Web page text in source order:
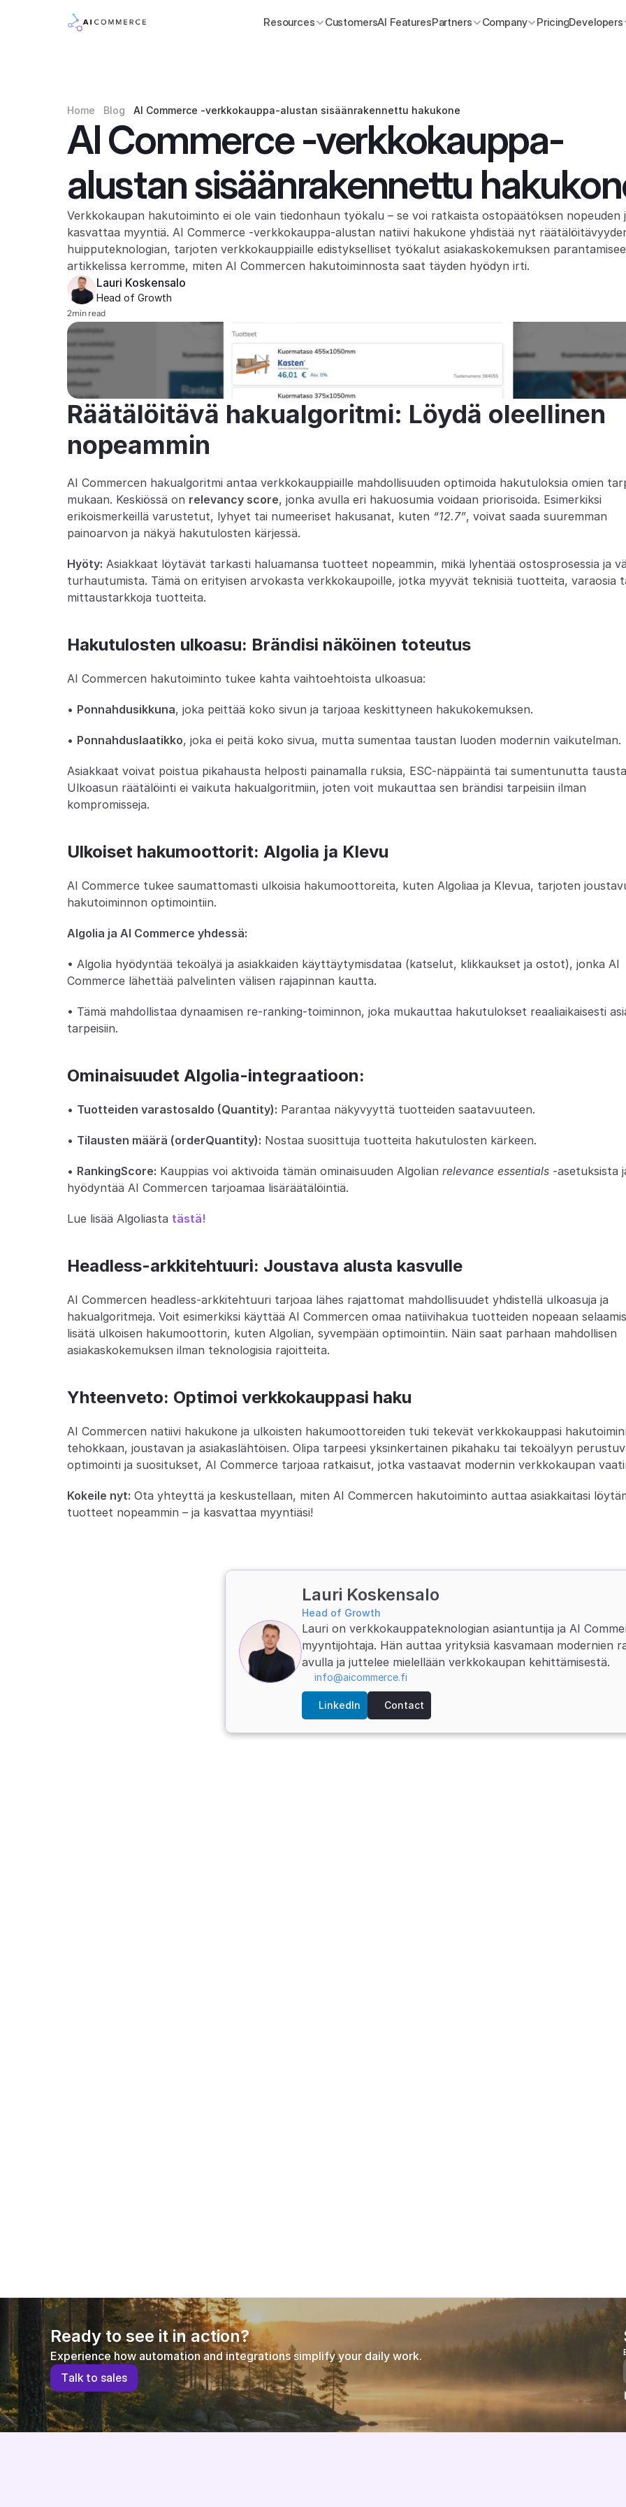
Resources CustomersAI FeaturesPartners Company PricingDevelopers
Home Blog AI Commerce -verkkokauppa-alustan sisäänrakennettu hakukone
AI Commerce -verkkokauppa-
alustan sisäänrakennettu
Verkkokaupan hakutoiminto ei ole vain tiedonhaun työkalu – se voi ratkaista ostopäätöksen nopeuden
kasvattaa myyntiä. AI Commerce -verkkokauppa-alustan natiivi hakukone yhdistää nyt
huipputeknologian, tarjoten verkkokauppiaille edistykselliset työkalut asiakaskokemuksen
artikkelissa kerromme, miten AI Commercen hakutoiminnosta saat täyden hyödyn irti.
Lauri Koskensalo
Head of Growth
2min read
Räätälöitävä hakualgoritmi: Löydä oleellinen
nopeammin
AI Commercen hakualgoritmi antaa verkkokauppiaille mahdollisuuden optimoida hakutuloksia omien
mukaan. Keskiössä on relevancy score, jonka avulla eri hakuosumia voidaan priorisoida. Esimerkiksi
erikoismerkeillä varustetut, lyhyet tai numeeriset hakusanat, kuten “12.7”, voivat saada suuremman
painoarvon ja näkyä hakutulosten kärjessä.
Hyöty: Asiakkaat löytävät tarkasti haluamansa tuotteet nopeammin, mikä lyhentää ostosprosessia ja
turhautumista. Tämä on erityisen arvokasta verkkokaupoille, jotka myyvät teknisiä tuotteita, varaosia
mittaustarkkoja tuotteita.
Hakutulosten ulkoasu: Brändisi näköinen toteutus
AI Commercen hakutoiminto tukee kahta vaihtoehtoista ulkoasua:
• Ponnahdusikkuna, joka peittää koko sivun ja tarjoaa keskittyneen hakukokemuksen.
• Ponnahduslaatikko, joka ei peitä koko sivua, mutta sumentaa taustan luoden modernin vaikutelman.
Asiakkaat voivat poistua pikahausta helposti painamalla ruksia, ESC-näppäintä tai sumentunutta
Ulkoasun räätälöinti ei vaikuta hakualgoritmiin, joten voit mukauttaa sen brändisi tarpeisiin ilman
kompromisseja.
Ulkoiset hakumoottorit: Algolia ja Klevu
AI Commerce tukee saumattomasti ulkoisia hakumoottoreita, kuten Algoliaa ja Klevua, tarjoten
hakutoiminnon optimointiin.
Algolia ja AI Commerce yhdessä:
• Algolia hyödyntää tekoälyä ja asiakkaiden käyttäytymisdataa (katselut, klikkaukset ja ostot), jonka AI
Commerce lähettää palvelinten välisen rajapinnan kautta.
• Tämä mahdollistaa dynaamisen re-ranking-toiminnon, joka mukauttaa hakutulokset reaaliaikaisesti
tarpeisiin.
Ominaisuudet Algolia-integraatioon:
• Tuotteiden varastosaldo (Quantity): Parantaa näkyvyyttä tuotteiden saatavuuteen.
• Tilausten määrä (orderQuantity): Nostaa suosittuja tuotteita hakutulosten kärkeen.
• RankingScore: Kauppias voi aktivoida tämän ominaisuuden Algolian relevance essentials -asetuksista
hyödyntää AI Commercen tarjoamaa lisäräätälöintiä.
Lue lisää Algoliasta tästä!
Headless-arkkitehtuuri: Joustava alusta kasvulle
AI Commercen headless-arkkitehtuuri tarjoaa lähes rajattomat mahdollisuudet yhdistellä ulkoasuja ja
hakualgoritmeja. Voit esimerkiksi käyttää AI Commercen omaa natiivihakua tuotteiden nopeaan
lisätä ulkoisen hakumoottorin, kuten Algolian, syvempään optimointiin. Näin saat parhaan mahdollisen
asiakaskokemuksen ilman teknologisia rajoitteita.
Yhteenveto: Optimoi verkkokauppasi haku
AI Commercen natiivi hakukone ja ulkoisten hakumoottoreiden tuki tekevät verkkokauppasi
tehokkaan, joustavan ja asiakaslähtöisen. Olipa tarpeesi yksinkertainen pikahaku tai tekoälyyn
optimointi ja suositukset, AI Commerce tarjoaa ratkaisut, jotka vastaavat modernin verkkokaupan
Kokeile nyt: Ota yhteyttä ja keskustellaan, miten AI Commercen hakutoiminto auttaa asiakkaitasi
tuotteet nopeammin – ja kasvattaa myyntiäsi!
Lauri Koskensalo
Head of Growth
Lauri on verkkokauppateknologian asiantuntija ja AI
myyntijohtaja. Hän auttaa yrityksiä kasvamaan modernien
avulla ja juttelee mielellään verkkokaupan kehittämisestä.
info@aicommerce.fi
LinkedIn Contact
Ready to see it in action?
Experience how automation and integrations simplify your daily work.
Talk to sales